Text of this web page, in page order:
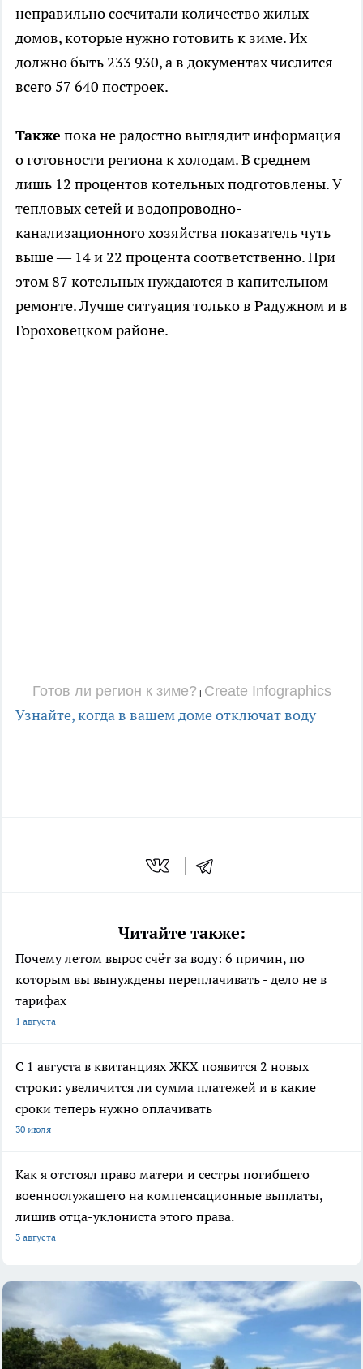
неправильно сосчитали количество жилых
домов, которые нужно готовить к зиме. Их
должно быть 233 930, а в документах числится
всего 57 640 построек.
Также пока не радостно выглядит информация
о готовности региона к холодам. В среднем
лишь 12 процентов котельных подготовлены. У
тепловых сетей и водопроводно-
канализационного хозяйства показатель чуть
выше — 14 и 22 процента соответственно. При
этом 87 котельных нуждаются в капительном
ремонте. Лучше ситуация только в Радужном и в
Гороховецком районе.
Готов ли регион к зиме? | Create Infographics
Узнайте, когда в вашем доме отключат воду
Читайте также:
Почему летом вырос счёт за воду: 6 причин, по
которым вы вынуждены переплачивать - дело не в
тарифах
1 августа
С 1 августа в квитанциях ЖКХ появится 2 новых
строки: увеличится ли сумма платежей и в какие
сроки теперь нужно оплачивать
30 июля
Как я отстоял право матери и сестры погибшего
военнослужащего на компенсационные выплаты,
лишив отца-уклониста этого права.
3 августа